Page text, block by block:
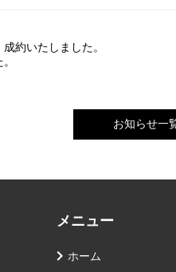
約いたしました。
お知らせ一
メニュー
ホーム